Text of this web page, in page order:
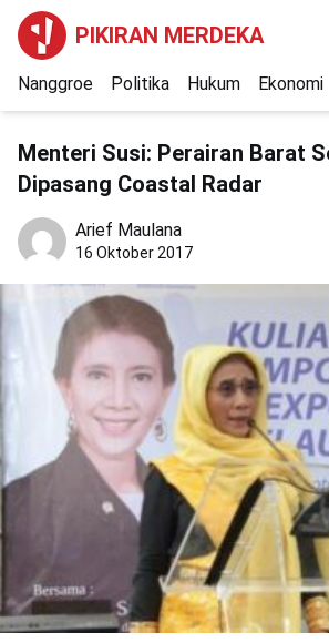
PIKIRAN MERDEKA
Nanggroe Politika Hukum Ekonomi
Menteri Susi: Perairan Barat
Dipasang Coastal Radar
Arief Maulana
16 Oktober 2017